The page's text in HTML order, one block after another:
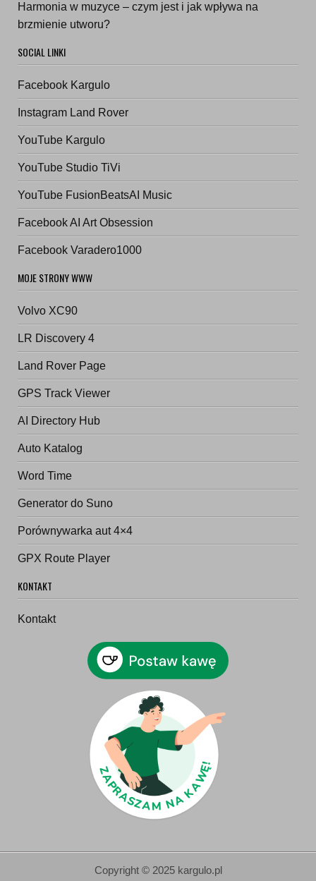
Harmonia w muzyce – czym jest i jak wpływa na
brzmienie utworu?
SOCIAL LINKI
Facebook Kargulo
Instagram Land Rover
YouTube Kargulo
YouTube Studio TiVi
YouTube FusionBeatsAI Music
Facebook AI Art Obsession
Facebook Varadero1000
MOJE STRONY WWW
Volvo XC90
LR Discovery 4
Land Rover Page
GPS Track Viewer
AI Directory Hub
Auto Katalog
Word Time
Generator do Suno
Porównywarka aut 4×4
GPX Route Player
KONTAKT
Kontakt
Copyright © 2025 kargulo.pl